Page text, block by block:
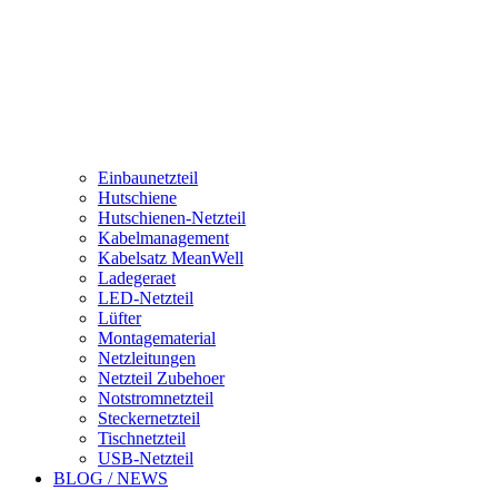
Einbaunetzteil
Hutschiene
Hutschienen-Netzteil
Kabelmanagement
Kabelsatz MeanWell
Ladegeraet
LED-Netzteil
Lüfter
Montagematerial
Netzleitungen
Netzteil Zubehoer
Notstromnetzteil
Steckernetzteil
Tischnetzteil
USB-Netzteil
BLOG / NEWS